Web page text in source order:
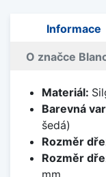
Informace
O značce
Materiál:
Barevná
šedá)
Rozměr
Rozměr
mm